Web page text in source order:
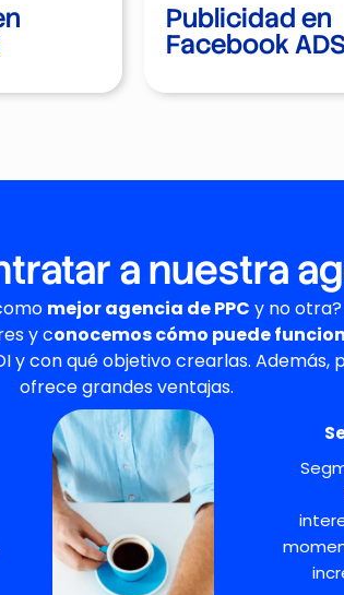
Publicidad en
Facebook
Publicidad en
Facebook
a nuestra
mejoragencia de PPC y no
y conocemos cómo puede
ycon qué objetivo crearlas. Además,
ofrece grandes ventajas.